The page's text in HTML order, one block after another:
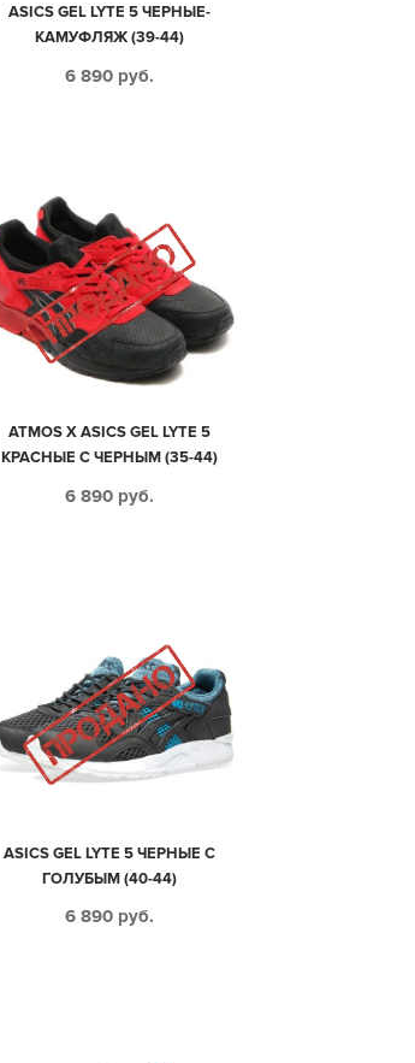
ASICS GEL LYTE 5 ЧЕРНЫЕ-
КАМУФЛЯЖ (39-44)
6 890 руб.
ATMOS X ASICS GEL LYTE 5
КРАСНЫЕ С ЧЕРНЫМ (35-44)
6 890 руб.
ASICS GEL LYTE 5 ЧЕРНЫЕ С
ГОЛУБЫМ (40-44)
6 890 руб.